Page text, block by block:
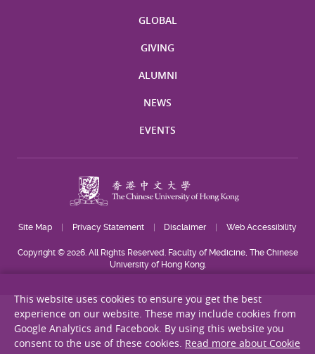
GLOBAL
GIVING
ALUMNI
NEWS
EVENTS
Site Map Privacy Statement Disclaimer Web Accessibility
Copyright © 2026. All Rights Reserved. Faculty of Medicine, The Chinese
University of Hong Kong.
This website uses cookies to ensure you get the best
experience on our website. These may include cookies from
Google Analytics and Facebook. By using this website you
consent to the use of these cookies. Read more about Cookie